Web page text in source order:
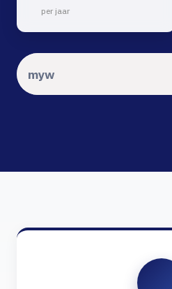
per jaar